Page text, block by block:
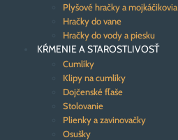
Plyšové hračky a mojkáčikovia
Hračky do vane
Hračky do vody a piesku
KŔMENIE A STAROSTLIVOSŤ
Cumlíky
Klipy na cumlíky
Dojčenské fľaše
Stolovanie
Plienky a zavinovačky
Osušky